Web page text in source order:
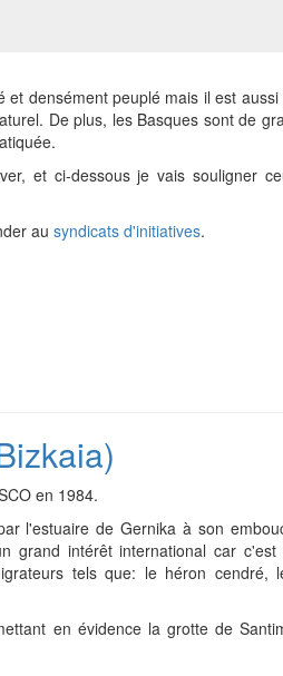
densément peuplé mais il est
De plus, les Basques sont de
et ci-dessous je vais souligner
au syndicats d'initiatives.
en 1984.
l'estuaire de Gernika à son
grand intérêt international car
tels que: le héron cendré,
en évidence la grotte de